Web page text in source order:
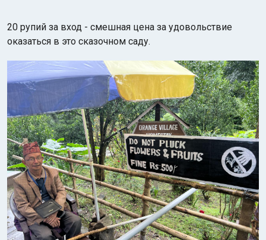
20 рупий за вход - смешная цена за удовольствие
оказаться в это сказочном саду.